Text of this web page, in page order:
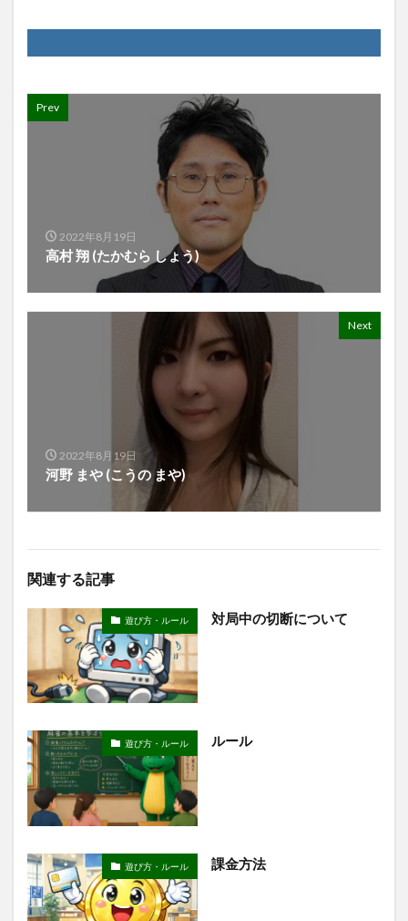
Prev
2022年8月19日
高村 翔 (たかむら しょう)
Next
2022年8月19日
河野 まや (こうの まや)
関連する記事
遊び方・ルール 対局中の切断について
遊び方・ルール ルール
遊び方・ルール 課金方法